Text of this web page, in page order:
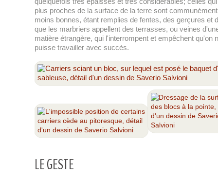
plus proches de la surface de la terre sont
moins bonnes, étant remplies de fentes, des gerçures et
que les marbriers appellent des terrasses, ou veines
matière étrangère, qui l'interrompent et empêchent qu'on
puisse travailler avec succès.
LE GESTE